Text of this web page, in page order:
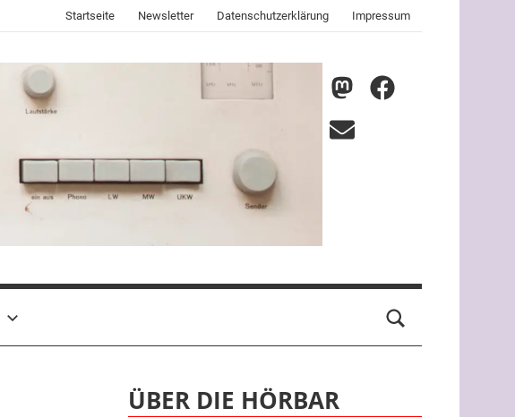
Startseite Newsletter Datenschutzerklärung Impressum
nmz
Mastodon
nmz
E-
ÜBER DIE HÖRBAR